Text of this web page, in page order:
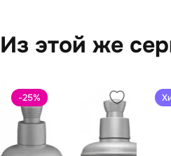
Из этой же
-25%